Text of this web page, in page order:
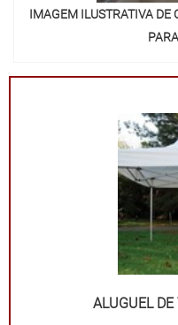
IMAGEM ILUSTRATIVA DE
ALUGUEL